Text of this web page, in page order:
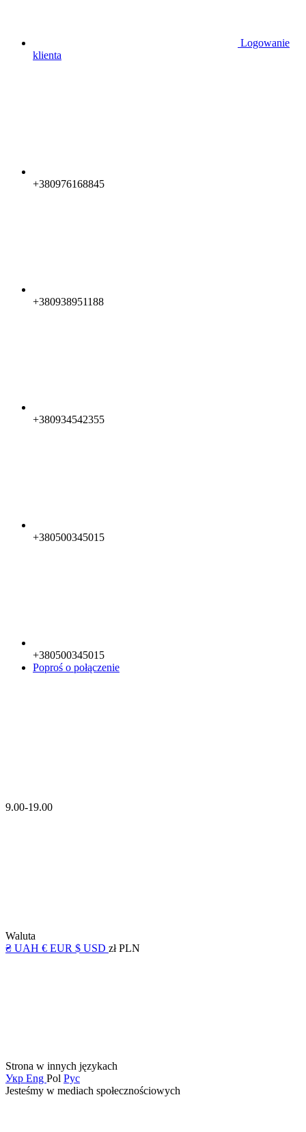
Logowanie
klienta
+380976168845
+380938951188
+380934542355
+380500345015
+380500345015
Poproś o połączenie
9.00-19.00
Waluta
₴ UAH € EUR $ USD zł PLN
Strona w innych językach
Укр Eng Pol Рус
Jesteśmy w mediach społecznościowych